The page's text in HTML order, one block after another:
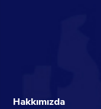
Hakkımızda